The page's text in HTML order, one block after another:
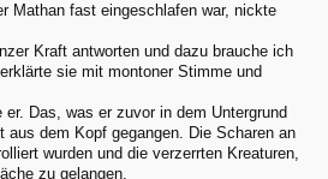
Mathan fast eingeschlafen war, nickte
Kraft antworten und dazu brauche ich
sie mit montoner Stimme und
Das, was er zuvor in dem Untergrund
aus dem Kopf gegangen. Die Scharen an
wurden und die verzerrten Kreaturen,
zu gelangen.